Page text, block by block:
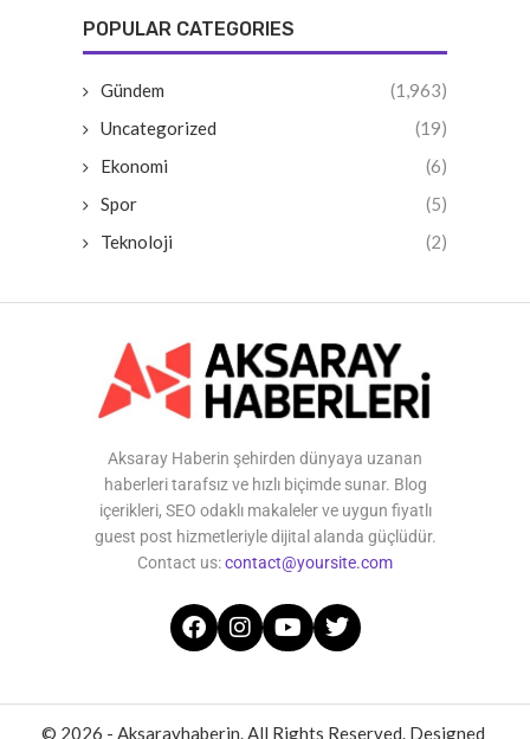
POPULAR CATEGORIES
Gündem
(1,963)
Uncategorized
(19)
Ekonomi
(6)
Spor
(5)
Teknoloji
(2)
Aksaray Haberin şehirden dünyaya uzanan
haberleri tarafsız ve hızlı biçimde sunar. Blog
içerikleri, SEO odaklı makaleler ve uygun fiyatlı
guest post hizmetleriyle dijital alanda güçlüdür.
Contact us:contact@yoursite.com
© 2026 - Aksarayhaberin. All Rights Reserved. Designed